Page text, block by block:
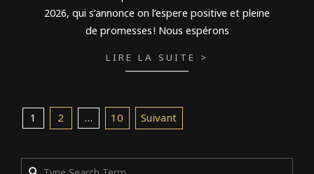
2026, qui s’annonce on l’espere positive et pleine
de promesses ! Nous espérons
LIRE LA SUITE >
Pagination
publications
1 2 … 10 Suivant
Rechercher